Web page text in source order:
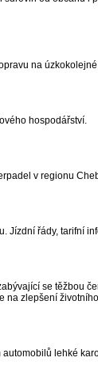
na
hospodářství.
v regionu
Jízdní řády, tarifní
se těžbou
na zlepšení
automobilů lehké